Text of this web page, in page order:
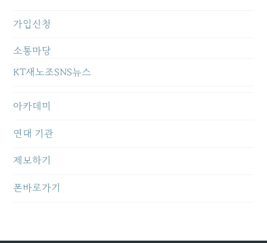
가입신청
소통마당
KT새노조SNS뉴스
아카데미
연대 기관
제보하기
폰바로가기